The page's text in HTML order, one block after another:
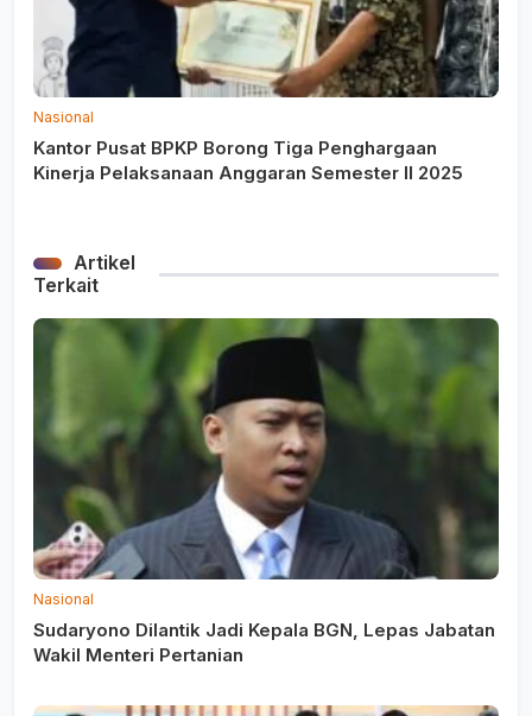
Nasional
Kantor Pusat BPKP Borong Tiga Penghargaan
Kinerja Pelaksanaan Anggaran Semester II 2025
Artikel
Terkait
Nasional
Sudaryono Dilantik Jadi Kepala BGN, Lepas Jabatan
Wakil Menteri Pertanian